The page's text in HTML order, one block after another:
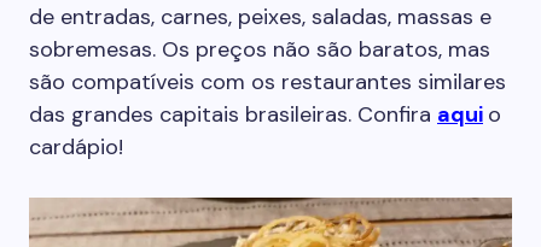
de entradas, carnes, peixes, saladas, massas e
sobremesas. Os preços não são baratos, mas
são compatíveis com os restaurantes similares
das grandes capitais brasileiras. Confira aqui o
cardápio!